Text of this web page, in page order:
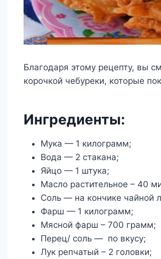
Благодаря этому рецепту, вы
корочкой чебуреки, которые
Ингредиенты:
Мука — 1 килограмм;
Вода — 2 стакана;
Яйцо — 1 штука;
Масло растительное – 40
Соль — на кончике чайной
Фарш — 1 килограмм;
Мясной фарш – 700 грамм;
Перец/ соль — по вкусу;
Лук репчатый – 2 головки;